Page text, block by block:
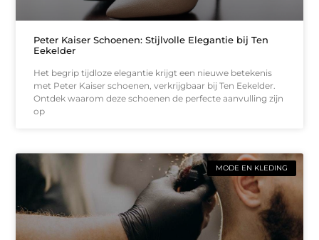
Peter Kaiser Schoenen: Stijlvolle Elegantie bij Ten
Eekelder
Het begrip tijdloze elegantie krijgt een nieuwe betekenis
met Peter Kaiser schoenen, verkrijgbaar bij Ten Eekelder.
Ontdek waarom deze schoenen de perfecte aanvulling zijn
op
MODE EN KLEDING